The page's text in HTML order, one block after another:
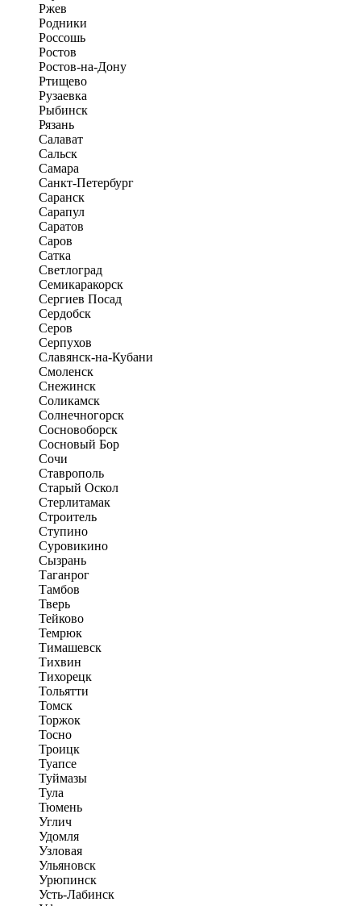
Ржев
Родники
Россошь
Ростов
Ростов-на-Дону
Ртищево
Рузаевка
Рыбинск
Рязань
Салават
Сальск
Самара
Санкт-Петербург
Саранск
Сарапул
Саратов
Саров
Сатка
Светлоград
Семикаракорск
Сергиев Посад
Сердобск
Серов
Серпухов
Славянск-на-Кубани
Смоленск
Снежинск
Соликамск
Солнечногорск
Сосновоборск
Сосновый Бор
Сочи
Ставрополь
Старый Оскол
Стерлитамак
Строитель
Ступино
Суровикино
Сызрань
Таганрог
Тамбов
Тверь
Тейково
Темрюк
Тимашевск
Тихвин
Тихорецк
Тольятти
Томск
Торжок
Тосно
Троицк
Туапсе
Туймазы
Тула
Тюмень
Углич
Удомля
Узловая
Ульяновск
Урюпинск
Усть-Лабинск